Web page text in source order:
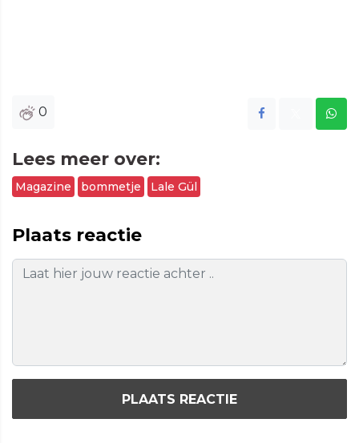
0
Lees meer over:
Magazine bommetje Lale Gül
Plaats reactie
PLAATS REACTIE